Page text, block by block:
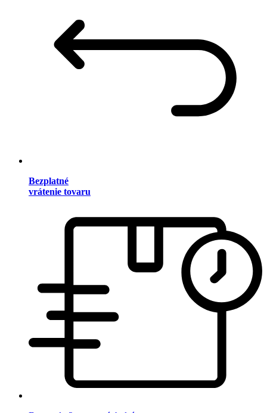
Bezplatné
vrátenie tovaru